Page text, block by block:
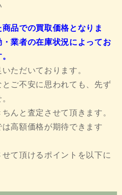
品での買取価格となりま
業者の在庫状況によってお
ただいております。
ご不安に思われても、先ず
んと査定させて頂きます。
高額価格が期待できます
て頂けるポイントを以下に